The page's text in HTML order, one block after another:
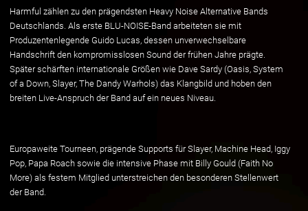
Harmful zählen zu den prägendsten Heavy Noise Alternative Bands
Deutschlands. Als erste BLU-NOISE-Band arbeiteten sie mit
Produzentenlegende Guido Lucas, dessen unverwechselbare
Handschrift den kompromisslosen Sound der frühen Jahre prägte.
Später schärften internationale Größen wie Dave Sardy (Oasis, System
of a Down, Slayer, The Dandy Warhols) das Klangbild und hoben den
breiten Live-Anspruch der Band auf ein neues Niveau.
Europaweite Tourneen, prägende Supports für Slayer, Machine Head, Iggy
Pop, Papa Roach sowie die intensive Phase mit Billy Gould (Faith No
More) als festem Mitglied unterstreichen den besonderen Stellenwert
der Band.